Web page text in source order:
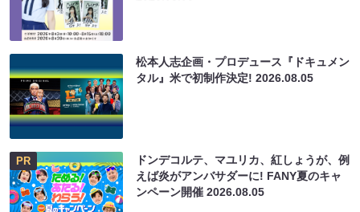
松本人志企画・プロデュース『ドキュメン
タル』米で初制作決定!2026.08.05
PR
ドンデコルテ、マユリカ、紅しょうが、例
えば炎がアンバサダーに! FANY夏のキャ
ンペーン開催2026.08.05